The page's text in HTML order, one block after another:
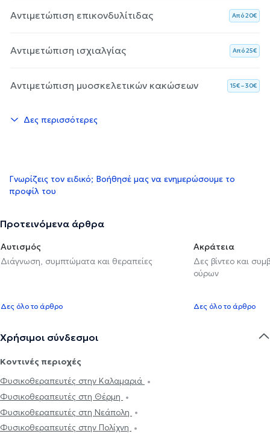
Αντιμετώπιση επικονδυλίτιδας Aπό 20€
Αντιμετώπιση ισχιαλγίας Aπό 25€
Αντιμετώπιση μυοσκελετικών κακώσεων 15€ – 30€
Δες περισσότερες
Γνωρίζεις τον ειδικό; Βοήθησέ μας να ενημερώσουμε το
προφίλ του
Προτεινόμενα άρθρα
Αυτισμός
Διάγνωση, συμπτώματα και θεραπείες
Δες όλο το άρθρο
Ακράτεια
Δες βίντεο και
ούρων
Δες όλο το άρθρο
Χρήσιμοι σύνδεσμοι
Κοντινές περιοχές
Φυσικοθεραπευτές στην Καλαμαριά
Φυσικοθεραπευτές στη Θέρμη
Φυσικοθεραπευτές στη Νεάπολη
Φυσικοθεραπευτές στην Πολίχνη